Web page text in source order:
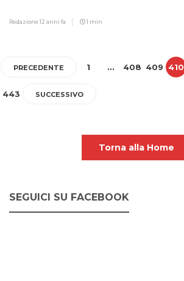
Redazione12 anni fa 1 min
PRECEDENTE 1 … 408 409 410
443 SUCCESSIVO
Torna alla Home
SEGUICI SU FACEBOOK